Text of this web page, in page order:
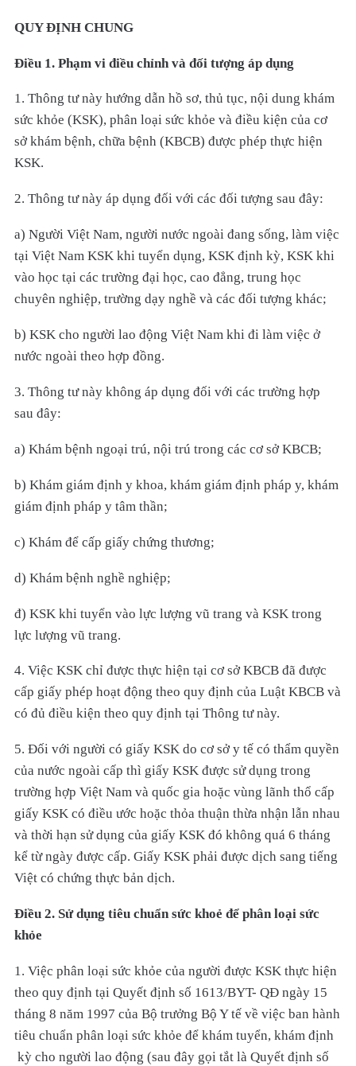
QUY ĐỊNH CHUNG
Điều 1. Phạm vi điều chỉnh và đối tượng áp dụng
1. Thông tư này hướng dẫn hồ sơ, thủ tục, nội dung khám
sức khỏe (KSK), phân loại sức khỏe và điều kiện của cơ
sở khám bệnh, chữa bệnh (KBCB) được phép thực hiện
KSK.
2. Thông tư này áp dụng đối với các đối tượng sau đây:
a) Người Việt Nam, người nước ngoài đang sống, làm việc
tại Việt Nam KSK khi tuyển dụng, KSK định kỳ, KSK khi
vào học tại các trường đại học, cao đẳng, trung học
chuyên nghiệp, trường dạy nghề và các đối tượng khác;
b) KSK cho người lao động Việt Nam khi đi làm việc ở
nước ngoài theo hợp đồng.
3. Thông tư này không áp dụng đối với các trường hợp
sau đây:
a) Khám bệnh ngoại trú, nội trú trong các cơ sở KBCB;
b) Khám giám định y khoa, khám giám định pháp y, khám
giám định pháp y tâm thần;
c) Khám để cấp giấy chứng thương;
d) Khám bệnh nghề nghiệp;
đ) KSK khi tuyển vào lực lượng vũ trang và KSK trong
lực lượng vũ trang.
4. Việc KSK chỉ được thực hiện tại cơ sở KBCB đã được
cấp giấy phép hoạt động theo quy định của Luật KBCB và
có đủ điều kiện theo quy định tại Thông tư này.
5. Đối với người có giấy KSK do cơ sở y tế có thẩm quyền
của nước ngoài cấp thì giấy KSK được sử dụng trong
trường hợp Việt Nam và quốc gia hoặc vùng lãnh thổ cấp
giấy KSK có điều ước hoặc thỏa thuận thừa nhận lẫn nhau
và thời hạn sử dụng của giấy KSK đó không quá 6 tháng
kể từ ngày được cấp. Giấy KSK phải được dịch sang tiếng
Việt có chứng thực bản dịch.
Điều 2. Sử dụng tiêu chuẩn sức khoẻ để phân loại sức
khỏe
1. Việc phân loại sức khỏe của người được KSK thực hiện
theo quy định tại Quyết định số 1613/BYT- QĐ ngày 15
tháng 8 năm 1997 của Bộ trưởng Bộ Y tế về việc ban hành
tiêu chuẩn phân loại sức khỏe để khám tuyển, khám định
kỳ cho người lao động (sau đây gọi tắt là Quyết định số